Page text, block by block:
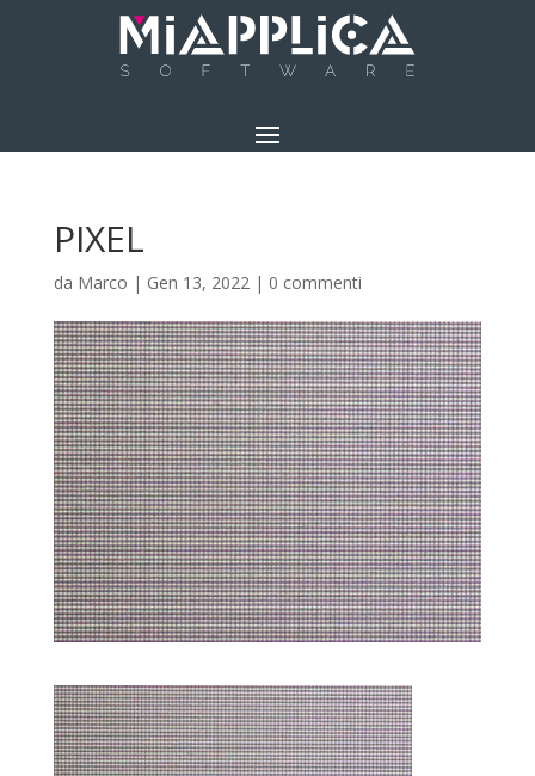
PIXEL
da Marco | Gen 13, 2022| 0 commenti